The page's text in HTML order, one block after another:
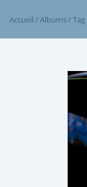
Accueil /Albums/Tag